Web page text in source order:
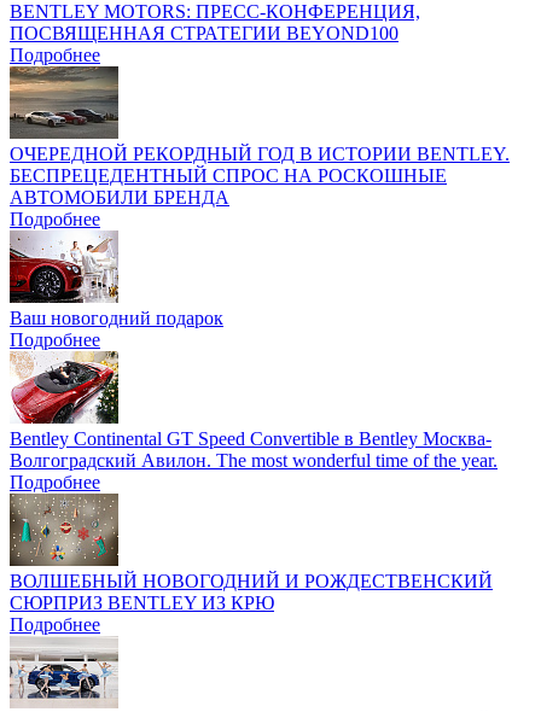
BENTLEY MOTORS: ПРЕСС-КОНФЕРЕНЦИЯ,
ПОСВЯЩЕННАЯ СТРАТЕГИИ BEYOND100
Подробнее
ОЧЕРЕДНОЙ РЕКОРДНЫЙ ГОД В ИСТОРИИ BENTLEY.
БЕСПРЕЦЕДЕНТНЫЙ СПРОС НА РОСКОШНЫЕ
АВТОМОБИЛИ БРЕНДА
Подробнее
Ваш новогодний подарок
Подробнее
Bentley Continental GT Speed Convertible в Bentley Москва-
Волгоградский Авилон. The most wonderful time of the year.
Подробнее
ВОЛШЕБНЫЙ НОВОГОДНИЙ И РОЖДЕСТВЕНСКИЙ
СЮРПРИЗ BENTLEY ИЗ КРЮ
Подробнее